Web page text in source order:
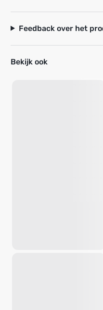
Feedback over het
Bekijk ook